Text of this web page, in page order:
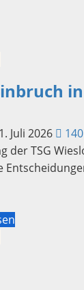
in
Juli 2026 140